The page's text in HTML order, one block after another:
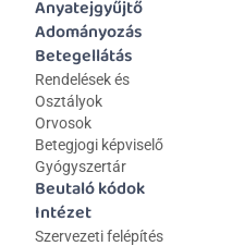
Anyatejgyűjtő
Adományozás
Betegellátás
Rendelések és
Osztályok
Orvosok
Betegjogi képviselő
Gyógyszertár
Beutaló kódok
Intézet
Szervezeti felépítés